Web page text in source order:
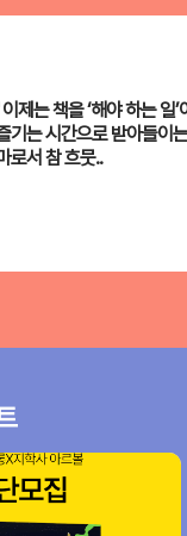
제는 책을 ‘해야 하는 일’
기는 시간으로 받아들이는
로서 참 흐뭇..